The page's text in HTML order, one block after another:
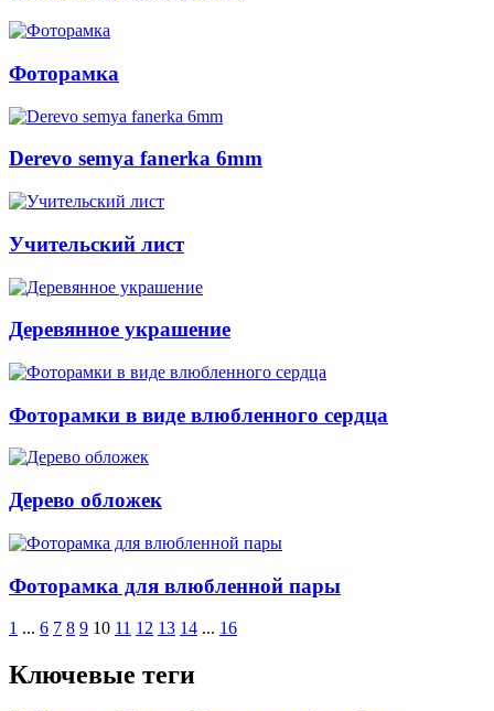
Фоторамка
Derevo semya fanerka 6mm
Учительский лист
Деревянное украшение
Фоторамки в виде влюбленного сердца
Дерево обложек
Фоторамка для влюбленной пары
1 ... 6 7 8 9 10 11 12 13 14 ... 16
Ключевые теги